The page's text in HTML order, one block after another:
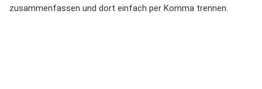
zusammenfassen und dort einfach per Komma trennen.